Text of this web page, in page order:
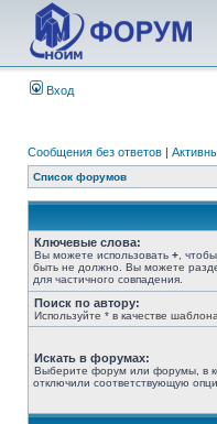
Вход
Сообщения без ответов |
Список форумов
Ключевые слова:
Вы можете использовать + ,
быть не должно. Вы можете
для частичного совпадения.
Поиск по автору:
Используйте * в качестве шаблона.
Искать в форумах:
Выберите форум или форумы, в
отключили соответствующую